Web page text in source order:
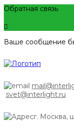
Обратная связь
Ваше сообщение
svet@interlight.ru
г. Москва,